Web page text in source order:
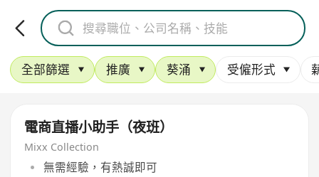
全部篩選 推廣 葵涌 受僱形式
電商直播小助手（夜班）
Mixx Collection
無需經驗，有熱誠即可